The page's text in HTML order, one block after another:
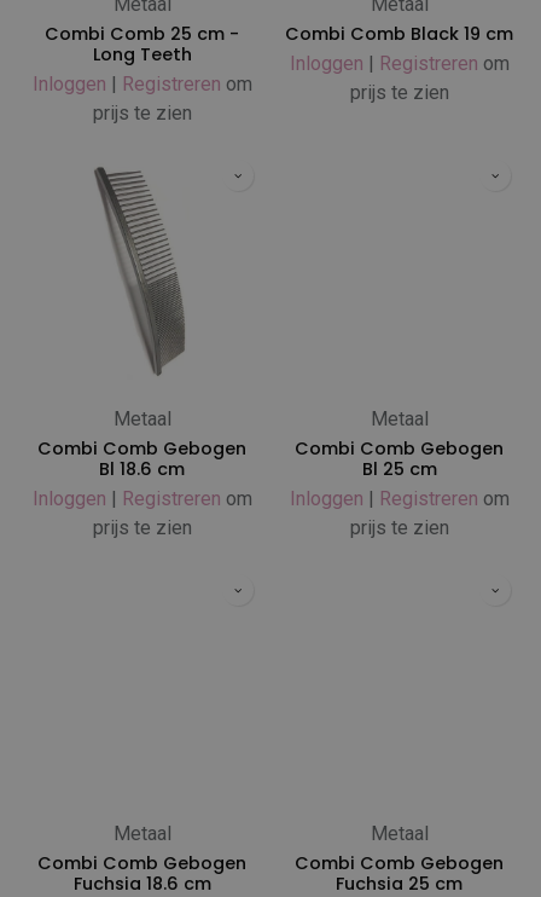
Combi Comb 25 cm -
Long Teeth
Inloggen | Registreren om
prijs te zien
Combi Comb Black 19 cm
Inloggen | Registreren om
prijs te zien
Metaal
Combi Comb Gebogen
Bl 18.6 cm
Inloggen | Registreren om
prijs te zien
Metaal
Combi Comb Gebogen
Bl 25 cm
Inloggen | Registreren om
prijs te zien
Metaal
Combi Comb Gebogen
Fuchsia 18.6 cm
Metaal
Combi Comb Gebogen
Fuchsia 25 cm